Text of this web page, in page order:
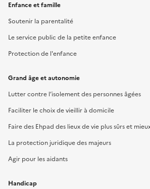
Enfance et famille
Soutenir la parentalité
Le service public de la petite enfance
Protection de l'enfance
Grand âge et autonomie
Lutter contre l’isolement des personnes âgées
Faciliter le choix de vieillir à domicile
Faire des Ehpad des lieux de vie plus sûrs et
La protection juridique des majeurs
Agir pour les aidants
Handicap